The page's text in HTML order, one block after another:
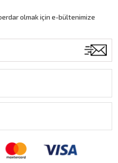
olmak için e-bültenimize